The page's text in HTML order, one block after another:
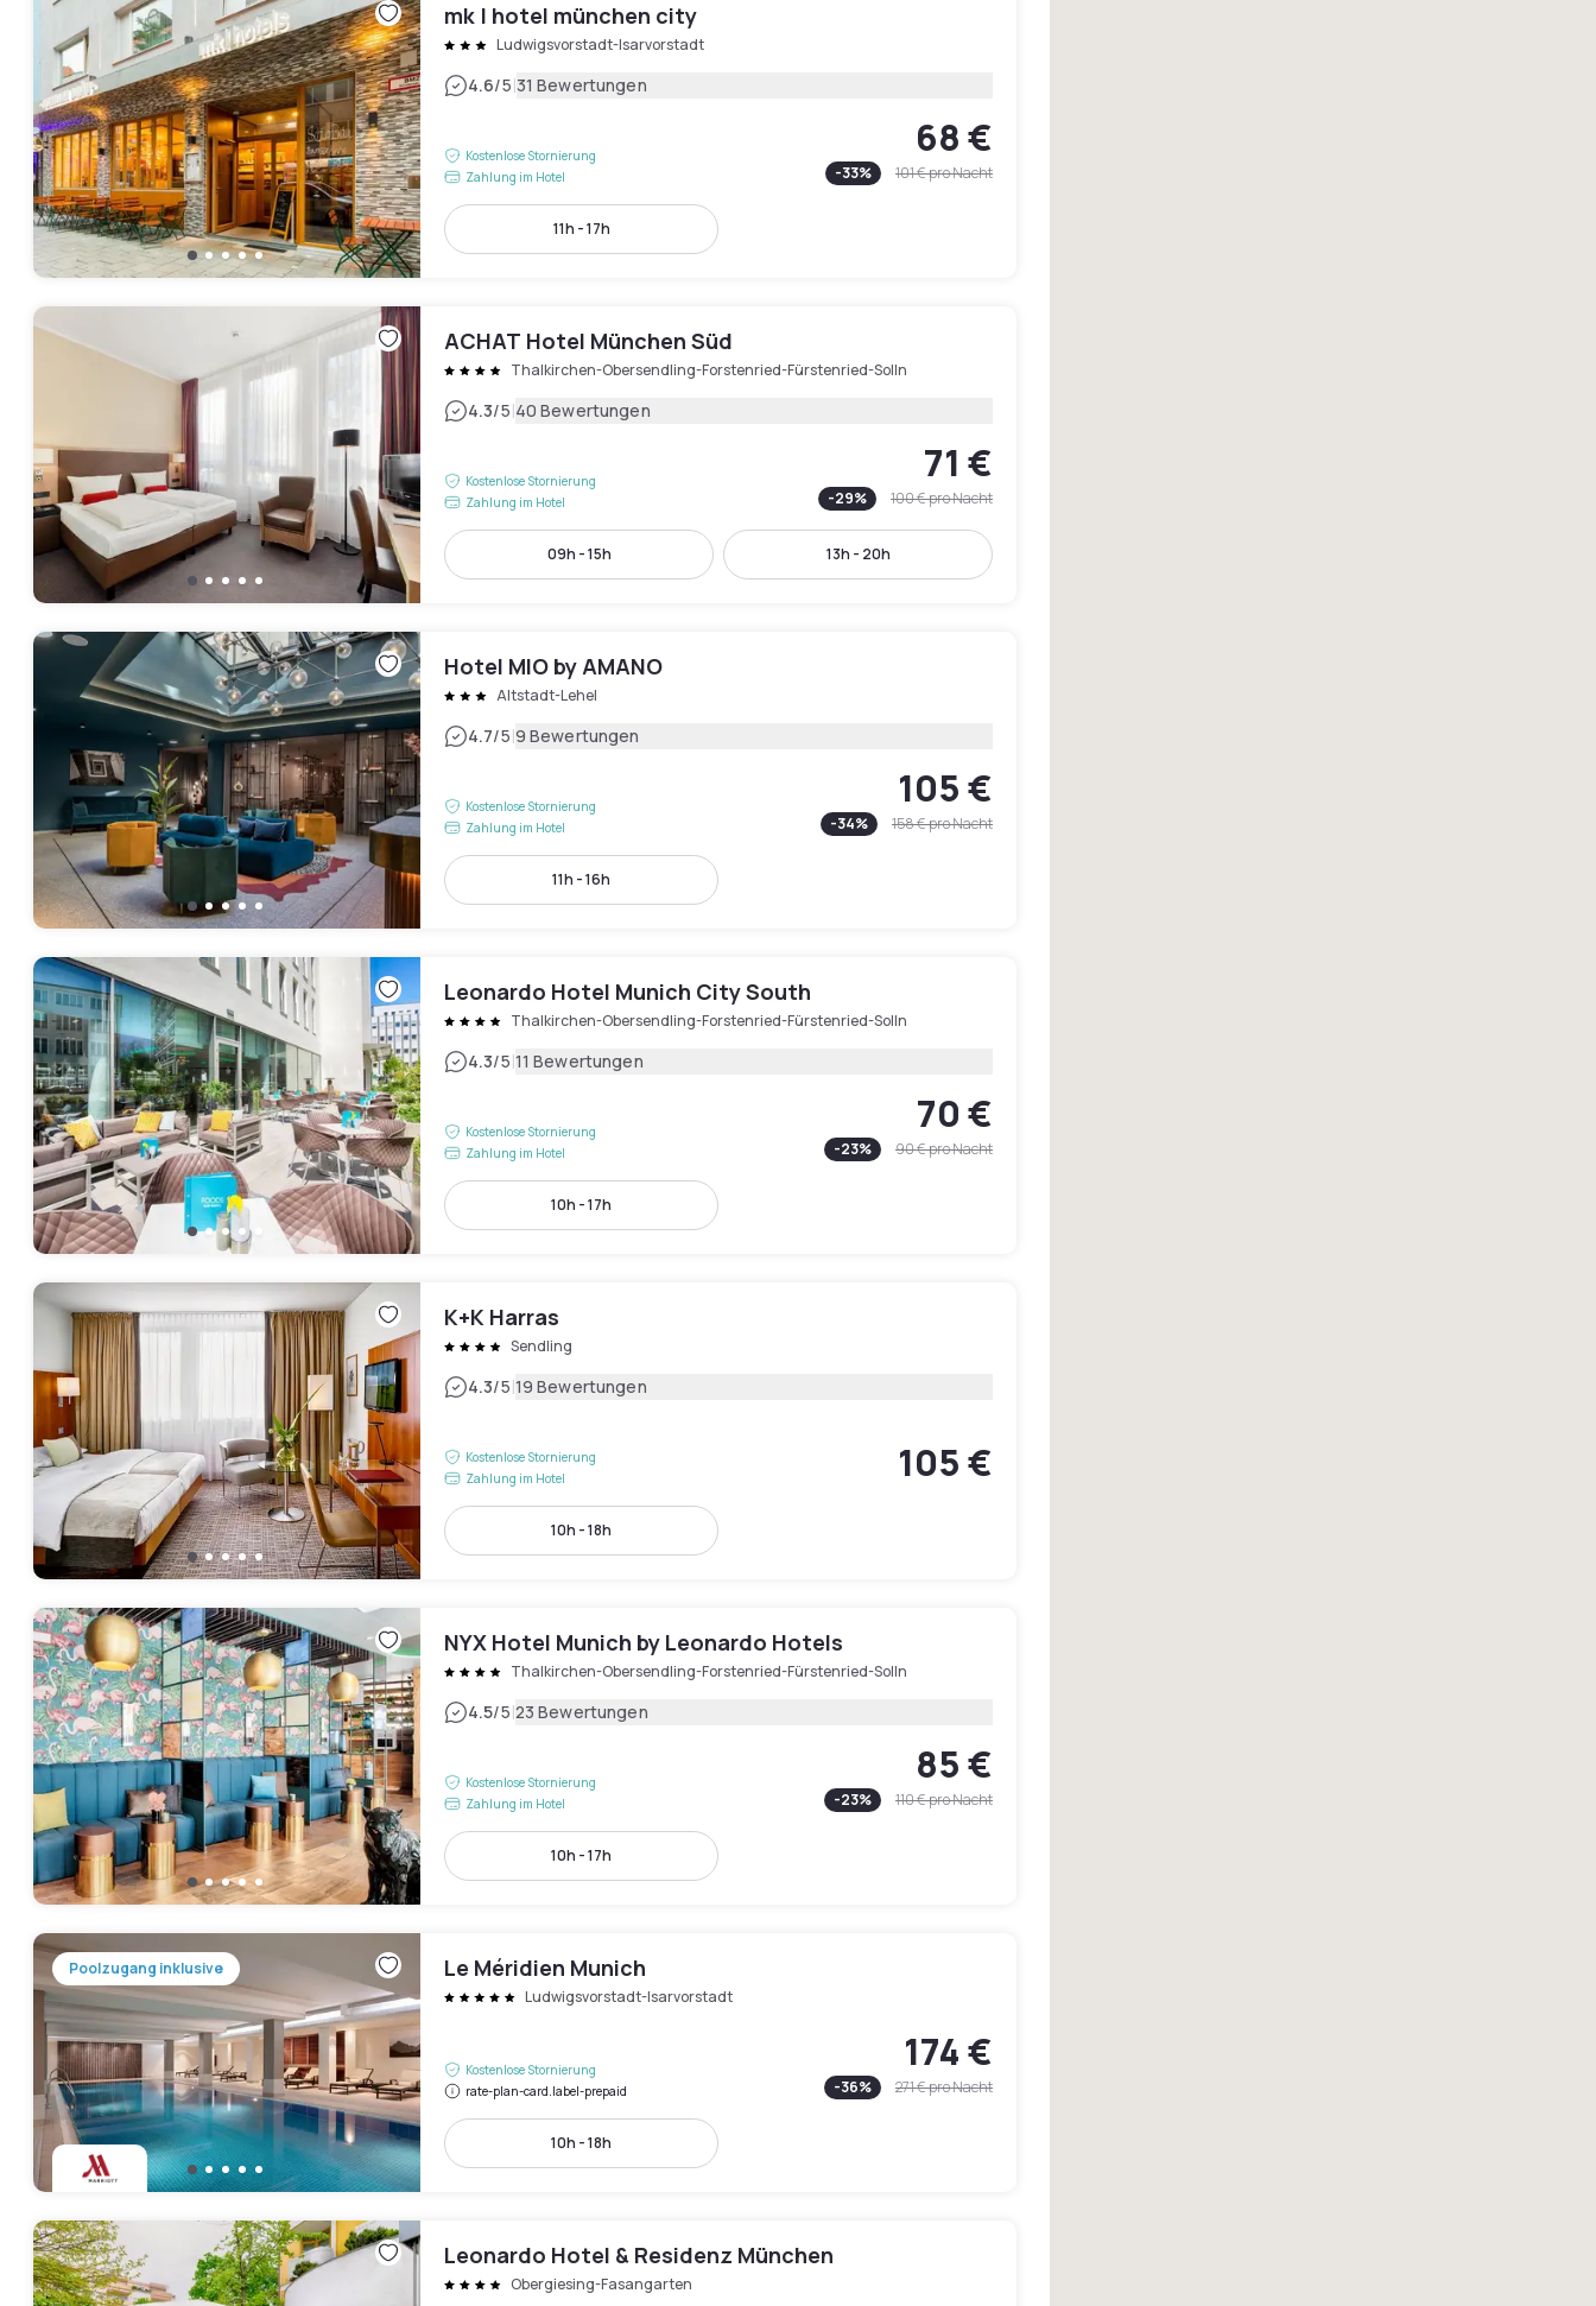
mk | hotel münchen city
Ludwigsvorstadt-Isarvorstadt
4.6/5|31 Bewertungen
Kostenlose Stornierung
Zahlung im Hotel
68 €
-33% 101 €pro Nacht
11h - 17h
ACHAT Hotel München Süd
Thalkirchen-Obersendling-Forstenried-Fürstenried-Solln
4.3/5|40 Bewertungen
Kostenlose Stornierung
Zahlung im Hotel
71 €
-29% 100 €pro Nacht
09h - 15h 13h - 20h
Hotel MIO by AMANO
Altstadt-Lehel
4.7/5|9 Bewertungen
Kostenlose Stornierung
Zahlung im Hotel
105 €
-34% 158 €pro Nacht
11h - 16h
Leonardo Hotel Munich City South
Thalkirchen-Obersendling-Forstenried-Fürstenried-Solln
4.3/5|11 Bewertungen
Kostenlose Stornierung
Zahlung im Hotel
70 €
-23% 90 €pro Nacht
10h - 17h
K+K Harras
Sendling
4.3/5|19 Bewertungen
Kostenlose Stornierung
Zahlung im Hotel
105 €
10h - 18h
NYX Hotel Munich by Leonardo Hotels
Thalkirchen-Obersendling-Forstenried-Fürstenried-Solln
4.5/5|23 Bewertungen
Kostenlose Stornierung
Zahlung im Hotel
85 €
-23% 110 €pro Nacht
10h - 17h
Poolzugang inklusive Le Méridien Munich
Ludwigsvorstadt-Isarvorstadt
Kostenlose Stornierung
rate-plan-card.label-prepaid
174 €
-36% 271 €pro Nacht
10h - 18h
Leonardo Hotel & Residenz München
Obergiesing-Fasangarten